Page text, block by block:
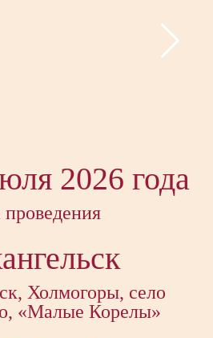
2026 года
проведения
Холмогоры, село
«Малые Корелы»